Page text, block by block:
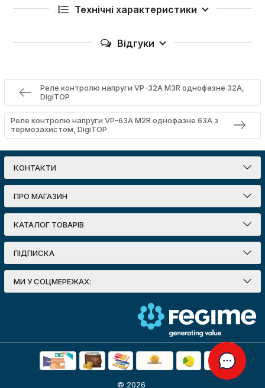
Технічні характеристики
Відгуки
Реле контролю напруги VP-32A M3R однофазне 32А,
DigiTOP
Реле контролю напруги VP-63A M2R однофазне 63А з
термозахистом, DigiTOP
КОНТАКТИ
ПРО МАГАЗИН
КАТАЛОГ ТОВАРІВ
ПІДПИСКА
МИ У СОЦМЕРЕЖАХ:
© 2026